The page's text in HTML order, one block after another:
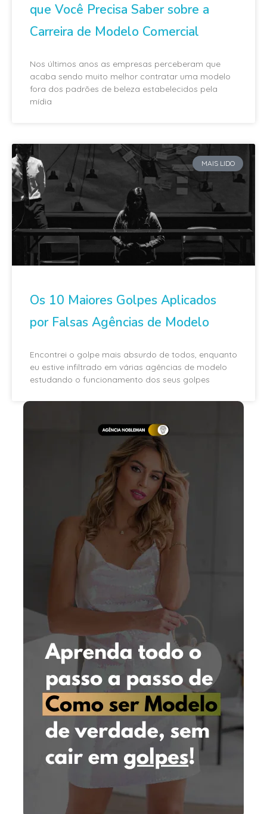
que Você Precisa Saber sobre a
Carreira de Modelo Comercial
Nos últimos anos as empresas perceberam que
acaba sendo muito melhor contratar uma modelo
fora dos padrões de beleza estabelecidos pela
mídia
MAIS LIDO
Os 10 Maiores Golpes Aplicados
por Falsas Agências de Modelo
Encontrei o golpe mais absurdo de todos, enquanto
eu estive infiltrado em várias agências de modelo
estudando o funcionamento dos seus golpes